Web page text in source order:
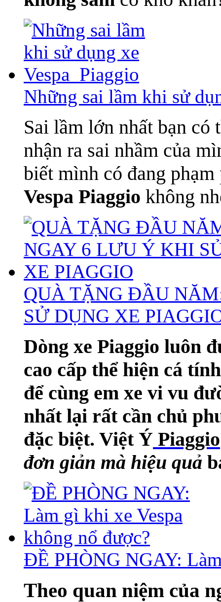
Những sai lầm khi sử
Sai lầm lớn nhất bạn có
nhận ra sai nhầm của
biết mình có đang
Vespa Piaggio không
QUÀ TẶNG ĐẦU
SỬ DỤNG XE
Dòng xe Piaggio luôn
cao cấp thể hiện cá
để cùng em xe vi vu
nhất lại rất cần chủ
đặc biệt. Việt Ý Piaggio
đơn giản mà hiệu quả
ĐỀ PHÒNG NGAY:
Theo quan niệm của